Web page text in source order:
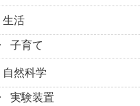
生活
子育て
自然科学
実験装置